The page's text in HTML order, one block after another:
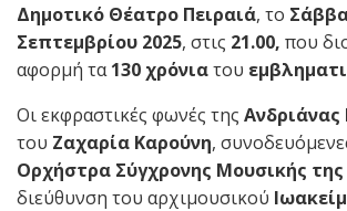
Δημοτικό Θέατρο Πειραιά, το
Σεπτεμβρίου 2025, στις 21.00, που
αφορμή τα130 χρόνιατου
Οι εκφραστικές φωνές της
του Ζαχαρία Καρούνη,
Ορχήστρα Σύγχρονης Μουσικής της
διεύθυνση του αρχιμουσικού